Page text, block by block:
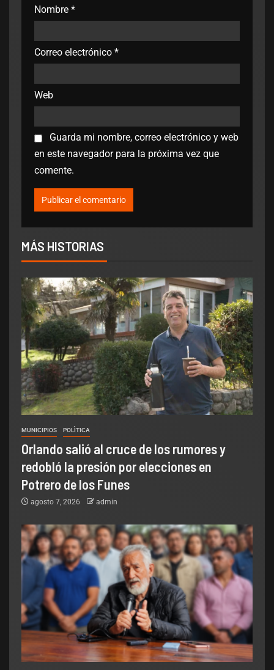
Nombre *
Correo electrónico *
Web
Guarda mi nombre, correo electrónico y web
en este navegador para la próxima vez que
comente.
MÁS HISTORIAS
MUNICIPIOS POLÌTICA
Orlando salió al cruce de los rumores y
redobló la presión por elecciones en
Potrero de los Funes
agosto 7, 2026 admin